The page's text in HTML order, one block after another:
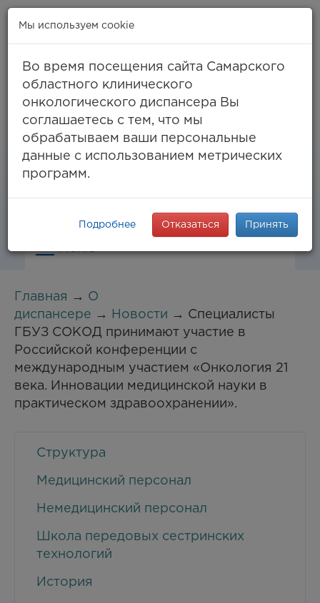
Самара, ул. Солнечная, 50
(тел. единый call-центр),
994-03-99факс
info@samaraonko.ru
Главная → О
диспансере → Новости → Специалисты
ГБУЗ СОКОД принимают участие в
Российской конференции с
международным участием «Онкология 21
века. Инновации медицинской науки в
практическом здравоохранении».
Структура
Медицинский персонал
Немедицинский персонал
Школа передовых сестринских
технологий
История
Мы используем cookie
Во время посещения сайта Самарского
областного клинического
онкологического диспансера Вы
соглашаетесь с тем, что мы
обрабатываем ваши персональные
данные с использованием метрических
программ.
Подробнее Отказаться Принять